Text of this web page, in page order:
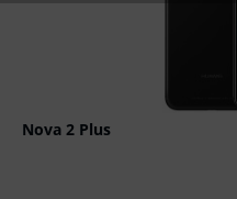
Nova 2 Plus